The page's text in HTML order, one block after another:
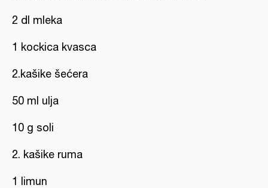
2 dl mleka
1 kockica kvasca
2.kašike šećera
50 ml ulja
10 g soli
2. kašike ruma
1 limun